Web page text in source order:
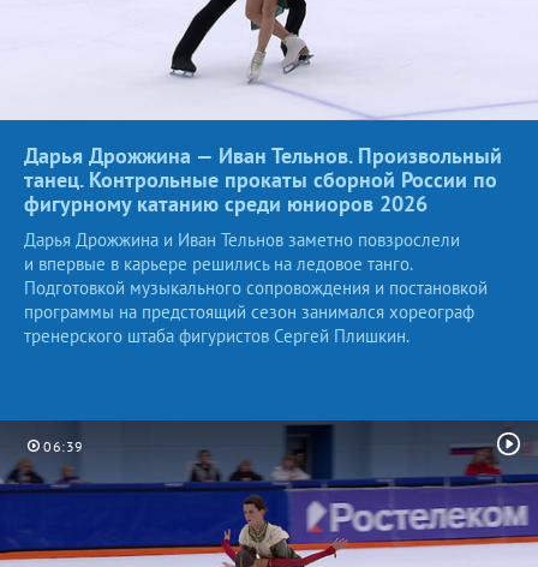
Дарья Дрожжина — Иван Тельнов. Произвольный
танец. Контрольные прокаты сборной России по
фигурному катанию среди юниоров 2026
Дарья Дрожжина и Иван Тельнов заметно повзрослели
и впервые в карьере решились на ледовое танго.
Подготовкой музыкального сопровождения и постановкой
программы на предстоящий сезон занимался хореограф
тренерского штаба фигуристов Сергей Плишкин.
06:39